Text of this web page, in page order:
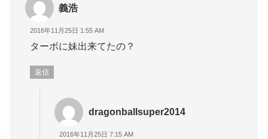
義浩
2016年11月25日 1:55 AM
ターボに妹出来てたの？
返信
dragonballsuper2014
2016年11月25日 7:15 AM